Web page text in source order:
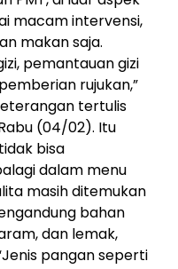
macam intervensi,
makan saja.
pemantauan gizi
rujukan,”
tertulis
(04/02). Itu
bisa
dalam menu
masih ditemukan
bahan
dan lemak,
pangan seperti